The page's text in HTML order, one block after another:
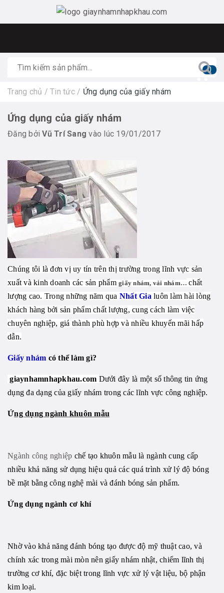
0
Trang chủ / Tin tức / Ứng dụng của giấy nhám
Ứng dụng của giấy nhám
Đăng bởiVũ Trí Sang vào lúc 19/01/2017
Chúng tôi là đơn vị uy tín trên thị trường trong lĩnh vực sản
xuất và kinh doanh các sản phẩm giấy nhám, vải nhám… chất
lượng cao. Trong những năm qua Nhất Gia luôn làm hài lòng
khách hàng bởi sản phẩm chất lượng, cung cách làm việc
chuyên nghiệp, giá thành phù hợp và nhiều khuyến mãi hấp
dẫn.
Giấy nhám có thể làm gì?
giaynhamnhapkhau.com Dưới đây là một số thông tin ứng
dụng đa dạng của giấy nhám trong các lĩnh vực công nghiệp.
Ứng dụng ngành khuôn mẫu
Ngành công nghiệp chế tạo khuôn mẫu là ngành cung cấp
nhiều khả năng sử dụng hiệu quả các quá trình xử lý độ bóng
bề mặt bằng công nghệ mài và đánh bóng sản phẩm.
Ứng dụng ngành cơ khí
Nhờ vào khả năng đánh bóng tạo được độ mỹ thuật cao, và
chính xác trong mài mòn nên giấy nhám nhật, chiếm lĩnh thị
trường cơ khí, đặc biệt trong lĩnh vực xử lý vật liệu, bộ phận
kim loại.